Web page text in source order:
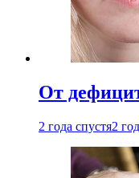
От
2 года спустя2